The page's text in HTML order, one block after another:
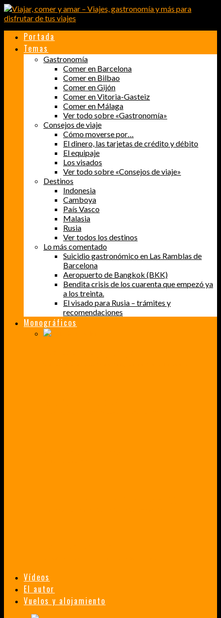
Portada
Temas
Gastronomía
Comer en Barcelona
Comer en Bilbao
Comer en Gijón
Comer en Vitoria-Gasteiz
Comer en Málaga
Ver todo sobre «Gastronomía»
Consejos de viaje
Cómo moverse por…
El dinero, las tarjetas de crédito y débito
El equipaje
Los visados
Ver todo sobre «Consejos de viaje»
Destinos
Indonesia
Camboya
País Vasco
Malasia
Rusia
Ver todos los destinos
Lo más comentado
Suicidio gastronómico en Las Ramblas de
Barcelona
Aeropuerto de Bangkok (BKK)
Bendita crisis de los cuarenta que empezó ya
a los treinta.
El visado para Rusia – trámites y
recomendaciones
Monográficos
Vídeos
El autor
Vuelos y alojamiento